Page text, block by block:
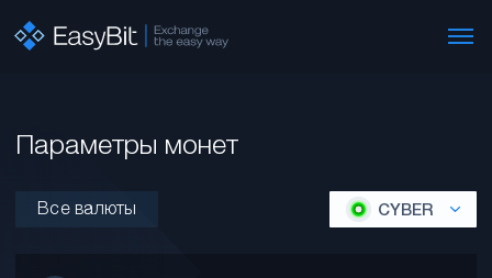
Параметры монет
Все валюты CYBER